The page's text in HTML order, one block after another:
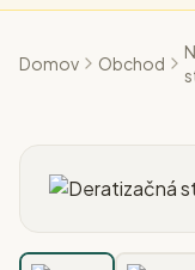
Domov Obchod